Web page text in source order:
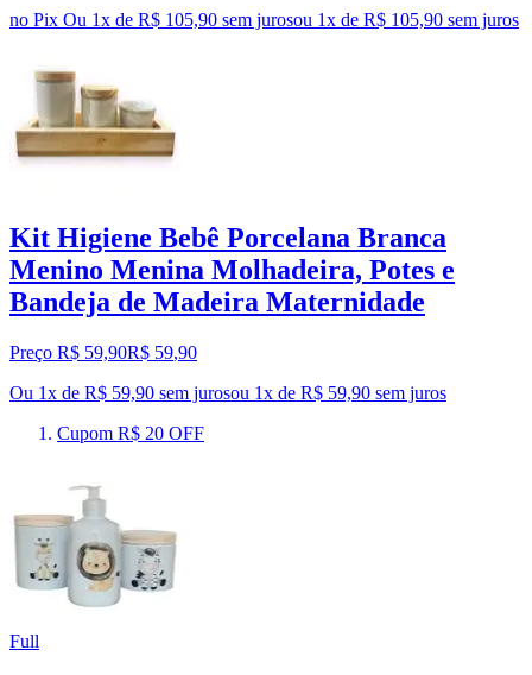
no Pix Ou 1x de R$ 105,90 sem jurosou 1x de R$ 105,90 sem juros
Kit Higiene Bebê Porcelana Branca
Menino Menina Molhadeira, Potes e
Bandeja de Madeira Maternidade
Preço R$ 59,90R$ 59,90
Ou 1x de R$ 59,90 sem jurosou 1x de R$ 59,90 sem juros
Cupom R$ 20 OFF
Full